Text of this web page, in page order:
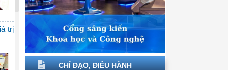
trị
CHỈ ĐẠO, ĐIỀU HÀNH